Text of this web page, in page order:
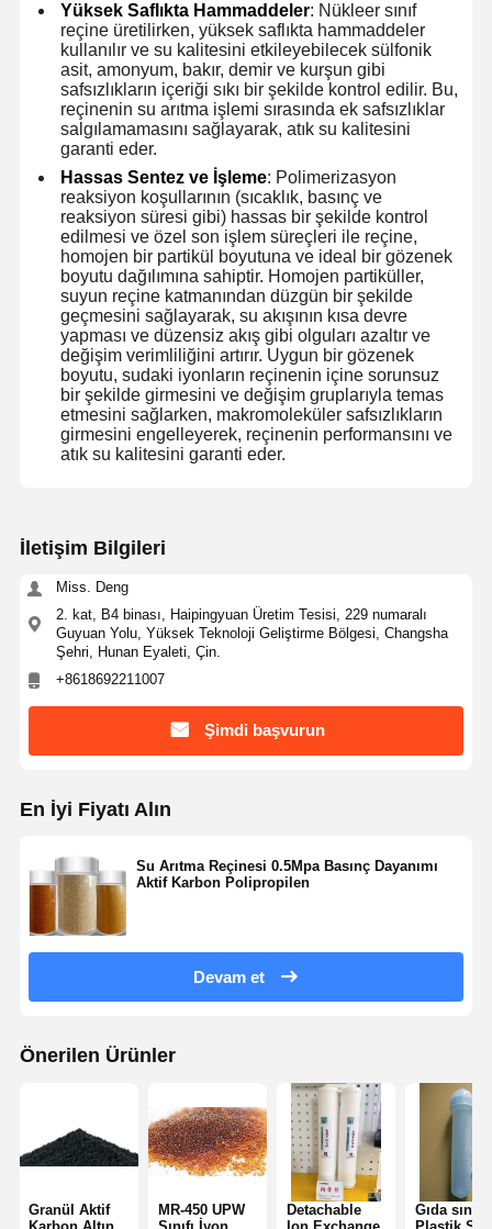
Evde Ürünler Videolar
Bizim
Hakkımızda
Fabrika Turu Kalite Kontrol Bize Ulaşın Haberler
Davalar Teklif Alın
Ultra Saf Su Makinesi
ultra saf su arıtma sistemi
Ultra saf su ekipmanları
Ultra Saf RO Su Sistemi
Su Temizleme Tüketicileri
Su Temizleme Sistemi Aksesuarları
Yüksek Saflıkta Hammaddeler: Nükleer sınıf
reçine üretilirken, yüksek saflıkta hammaddeler
kullanılır ve su kalitesini etkileyebilecek sülfonik
asit, amonyum, bakır, demir ve kurşun gibi
safsızlıkların içeriği sıkı bir şekilde kontrol edilir. Bu,
reçinenin su arıtma işlemi sırasında ek safsızlıklar
salgılamamasını sağlayarak, atık su kalitesini
garanti eder.
Hassas Sentez ve İşleme: Polimerizasyon
reaksiyon koşullarının (sıcaklık, basınç ve
reaksiyon süresi gibi) hassas bir şekilde kontrol
edilmesi ve özel son işlem süreçleri ile reçine,
homojen bir partikül boyutuna ve ideal bir gözenek
boyutu dağılımına sahiptir. Homojen partiküller,
suyun reçine katmanından düzgün bir şekilde
geçmesini sağlayarak, su akışının kısa devre
yapması ve düzensiz akış gibi olguları azaltır ve
değişim verimliliğini artırır. Uygun bir gözenek
boyutu, sudaki iyonların reçinenin içine sorunsuz
bir şekilde girmesini ve değişim gruplarıyla temas
etmesini sağlarken, makromoleküler safsızlıkların
girmesini engelleyerek, reçinenin performansını ve
atık su kalitesini garanti eder.
İletişim Bilgileri
Miss. Deng
2. kat, B4 binası, Haipingyuan Üretim Tesisi, 229 numaralı
Guyuan Yolu, Yüksek Teknoloji Geliştirme Bölgesi, Changsha
Şehri, Hunan Eyaleti, Çin.
+8618692211007
Şimdi başvurun
En İyi Fiyatı Alın
Su Arıtma Reçinesi 0.5Mpa Basınç Dayanımı
Aktif Karbon Polipropilen
Devam et
Önerilen Ürünler
Granül Aktif
MR-450 UPW
Detachable
Gıda sınıfı